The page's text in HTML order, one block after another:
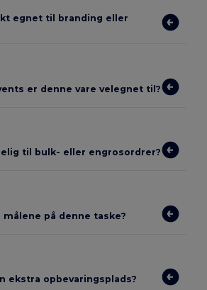
egnet til branding eller
er denne vare velegnet til?
til bulk- eller engrosordrer?
målene på denne taske?
ekstra opbevaringsplads?